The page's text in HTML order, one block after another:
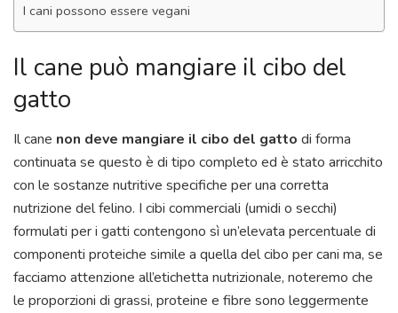
I cani possono essere vegani
Il cane può mangiare il cibo del
gatto
Il cane non deve mangiare il cibo del gatto di forma
continuata se questo è di tipo completo ed è stato arricchito
con le sostanze nutritive specifiche per una corretta
nutrizione del felino. I cibi commerciali (umidi o secchi)
formulati per i gatti contengono sì un’elevata percentuale di
componenti proteiche simile a quella del cibo per cani ma, se
facciamo attenzione all’etichetta nutrizionale, noteremo che
le proporzioni di grassi, proteine e fibre sono leggermente